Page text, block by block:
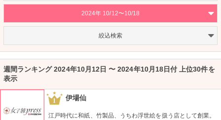
2024年 10/12〜10/18
絞込検索
週間ランキング 2024年10月12日 〜 2024年10月18日付 上位30件を
表示
1 伊場仙
江戸時代に和紙、竹製品、うちわ浮世絵を扱う店として創業。